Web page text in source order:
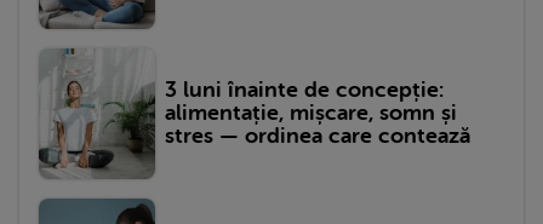
3 luni înainte de concepție:
alimentație, mișcare, somn și
stres — ordinea care contează